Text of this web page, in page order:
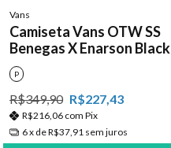
Vans
Camiseta Vans OTW SS
Benegas X Enarson Black
P
R$349,90 R$227,43
R$216,06 com Pix
6x deR$37,91 sem juros